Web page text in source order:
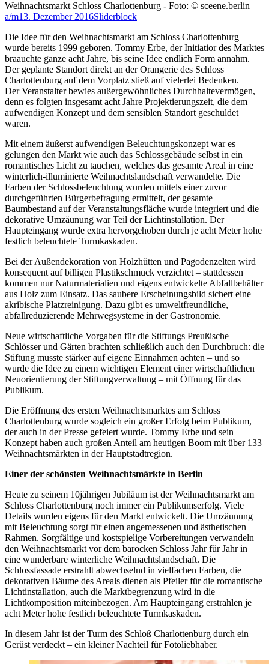
Weihnachtsmarkt Schloss Charlottenburg - Foto: © sceene.berlin
a/m13. Dezember 2016Sliderblock
Die Idee für den Weihnachtsmarkt am Schloss Charlottenburg
wurde bereits 1999 geboren. Tommy Erbe, der Initiatior des Marktes
braauchte ganze acht Jahre, bis seine Idee endlich Form annahm.
Der geplante Standort direkt an der Orangerie des Schloss
Charlottenburg auf dem Vorplatz stieß auf vielerlei Bedenken.
Der Veranstalter bewies außergewöhnliches Durchhaltevermögen,
denn es folgten insgesamt acht Jahre Projektierungszeit, die dem
aufwendigen Konzept und dem sensiblen Standort geschuldet
waren.
Mit einem äußerst aufwendigen Beleuchtungskonzept war es
gelungen den Markt wie auch das Schlossgebäude selbst in ein
romantisches Licht zu tauchen, welches das gesamte Areal in eine
winterlich-illuminierte Weihnachtslandschaft verwandelte. Die
Farben der Schlossbeleuchtung wurden mittels einer zuvor
durchgeführten Bürgerbefragung ermittelt, der gesamte
Baumbestand auf der Veranstaltungsfläche wurde integriert und die
dekorative Umzäunung war Teil der Lichtinstallation. Der
Haupteingang wurde extra hervorgehoben durch je acht Meter hohe
festlich beleuchtete Turmkaskaden.
Bei der Außendekoration von Holzhütten und Pagodenzelten wird
konsequent auf billigen Plastikschmuck verzichtet – stattdessen
kommen nur Naturmaterialien und eigens entwickelte Abfallbehälter
aus Holz zum Einsatz. Das saubere Erscheinungsbild sichert eine
akribische Platzreinigung. Dazu gibt es umweltfreundliche,
abfallreduzierende Mehrwegsysteme in der Gastronomie.
Neue wirtschaftliche Vorgaben für die Stiftungs Preußische
Schlösser und Gärten brachten schließlich auch den Durchbruch: die
Stiftung musste stärker auf eigene Einnahmen achten – und so
wurde die Idee zu einem wichtigen Element einer wirtschaftlichen
Neuorientierung der Stiftungverwaltung – mit Öffnung für das
Publikum.
Die Eröffnung des ersten Weihnachtsmarktes am Schloss
Charlottenburg wurde sogleich ein großer Erfolg beim Publikum,
der auch in der Presse gefeiert wurde. Tommy Erbe und sein
Konzept haben auch großen Anteil am heutigen Boom mit über 133
Weihnachtsmärkten in der Hauptstadtregion.
Einer der schönsten Weihnachtsmärkte in Berlin
Heute zu seinem 10jährigen Jubiläum ist der Weihnachtsmarkt am
Schloss Charlottenburg noch immer ein Publikumserfolg. Viele
Details wurden eigens für den Markt entwickelt. Die Umzäunung
mit Beleuchtung sorgt für einen angemessenen und ästhetischen
Rahmen. Sorgfältige und kostspielige Vorbereitungen verwandeln
den Weihnachtsmarkt vor dem barocken Schloss Jahr für Jahr in
eine wunderbare winterliche Weihnachtslandschaft. Die
Schlossfassade erstrahlt abwechselnd in vielfachen Farben, die
dekorativen Bäume des Areals dienen als Pfeiler für die romantische
Lichtinstallation, auch die Marktbegrenzung wird in die
Lichtkomposition miteinbezogen. Am Haupteingang erstrahlen je
acht Meter hohe festlich beleuchtete Turmkaskaden.
In diesem Jahr ist der Turm des Schloß Charlottenburg durch ein
Gerüst verdeckt – ein kleiner Nachteil für Fotoliebhaber.